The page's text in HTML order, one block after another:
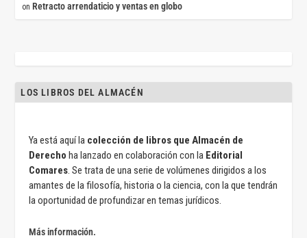
on Retracto arrendaticio y ventas en globo
LOS LIBROS DEL ALMACÉN
Ya está aquí la colección de libros que Almacén de
Derecho ha lanzado en colaboración con la Editorial
Comares. Se trata de una serie de volúmenes dirigidos a los
amantes de la filosofía, historia o la ciencia, con la que tendrán
la oportunidad de profundizar en temas jurídicos.
Más información.